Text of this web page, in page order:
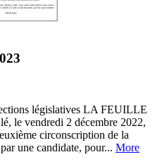
législatives LA FEUILLE
le vendredi 2 décembre 2022,
circonscription de la
une candidate, pour... More